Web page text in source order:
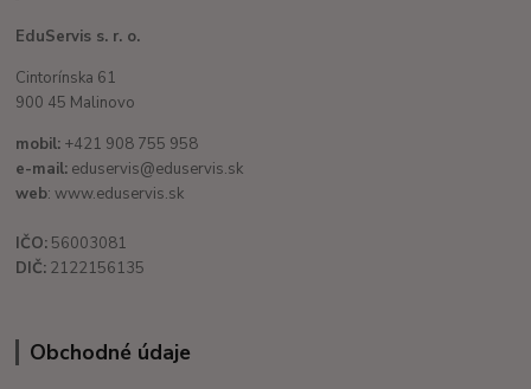
EduServis s. r. o.
Cintorínska 61
900 45 Malinovo
mobil: +421 908 755 958
e-mail: eduservis@eduservis.sk
web: www.eduservis.sk
IČO: 56003081
DIČ: 2122156135
Obchodné údaje